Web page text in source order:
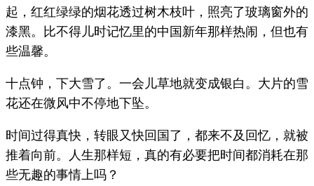
起，红红绿绿的烟花透过树木枝叶，照亮了玻璃窗外的
漆黑。比不得儿时记忆里的中国新年那样热闹，但也有
些温馨。
十点钟，下大雪了。一会儿草地就变成银白。大片的雪
花还在微风中不停地下坠。
时间过得真快，转眼又快回国了，都来不及回忆，就被
推着向前。人生那样短，真的有必要把时间都消耗在那
些无趣的事情上吗？